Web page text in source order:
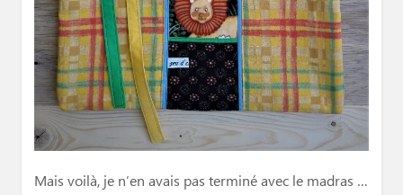
Mais voilà, je n’en avais pas terminé avec le madras …